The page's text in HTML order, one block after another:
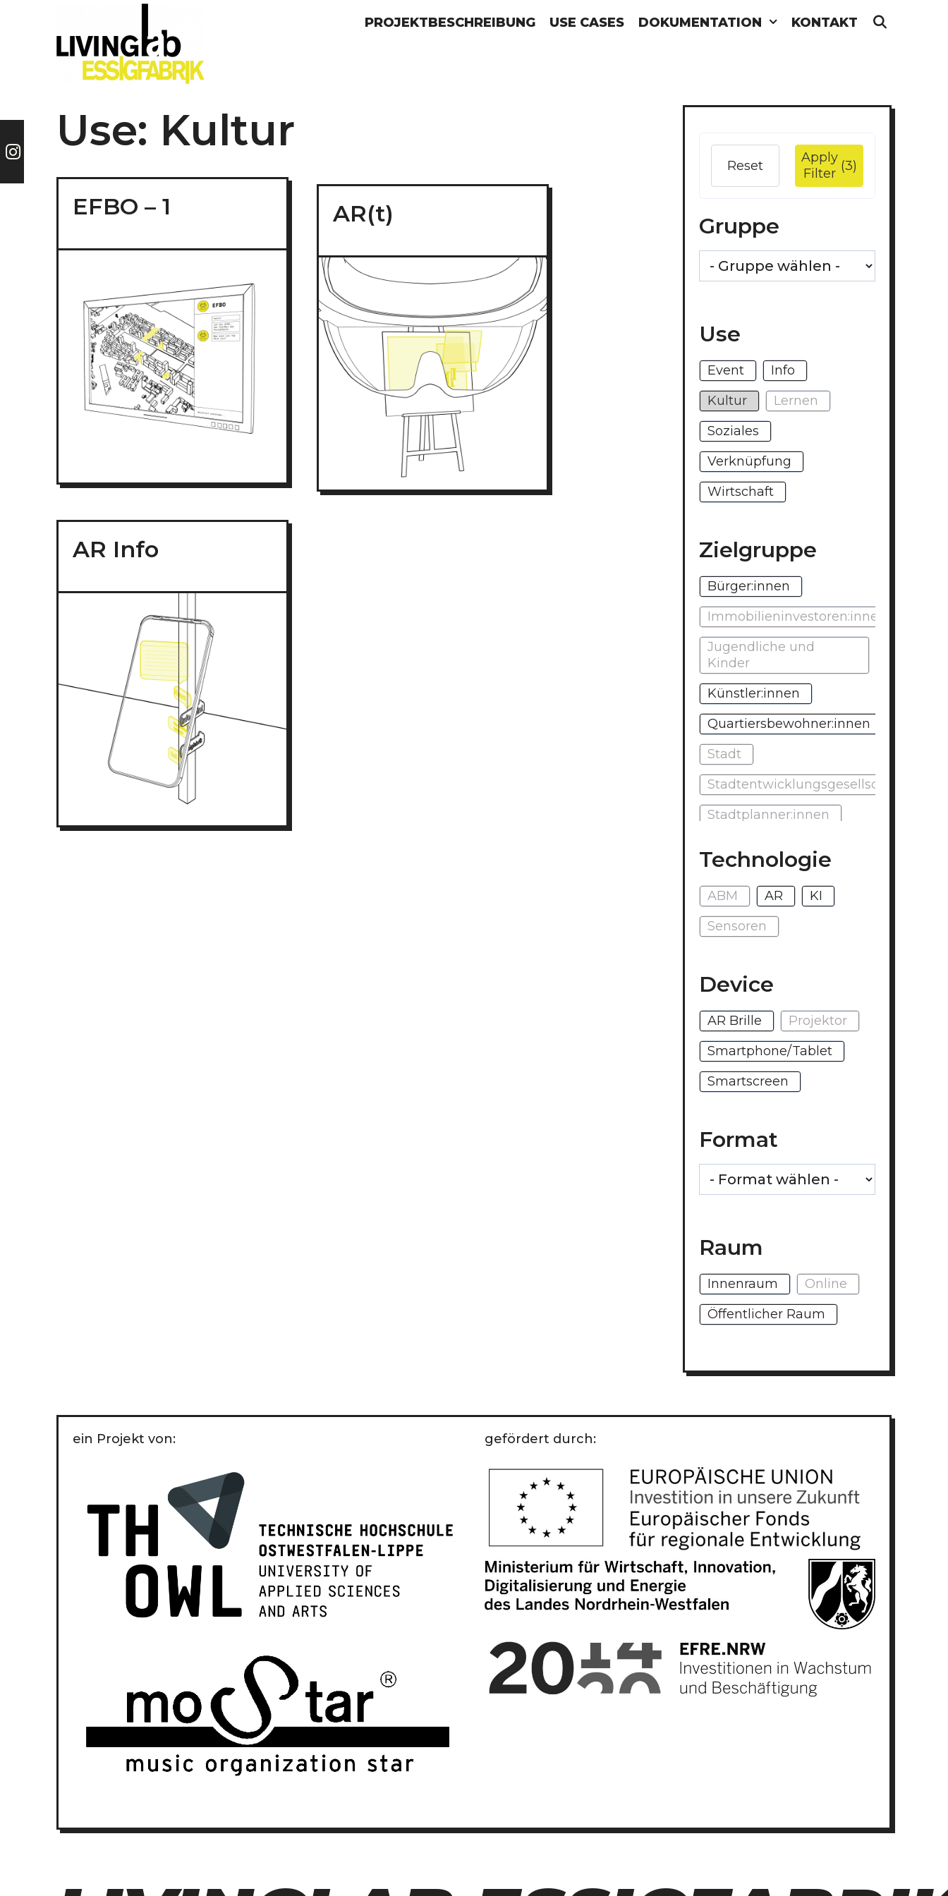
PROJEKTBESCHREIBUNG USE CASES DOKUMENTATION KONTAKT
Use: Kultur
EFBO – 1 AR(t)
AR Info
Apply
Filter
(3)
Reset
Gruppe
Use
Event
Info
Kultur
Lernen
Soziales
Verknüpfung
Wirtschaft
Zielgruppe
Bürger:innen
Immobilieninvestoren:innen
Jugendliche und
Kinder
Künstler:innen
Quartiersbewohner:innen
Stadt
Stadtentwicklungsgesellschaft
Stadtplanner:innen
Veranstalter:innen
Technologie
ABM AR
KI
Sensoren
Device
AR Brille
Projektor
Smartphone/Tablet
Smartscreen
Format
Raum
Innenraum
Online
Öffentlicher Raum
ein Projekt von: gefördert durch: